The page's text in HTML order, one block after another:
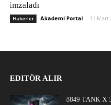
imzaladı
Haberler Akademi Portal - 11 Mart
EDITÖR ALIR
8849 TANK X